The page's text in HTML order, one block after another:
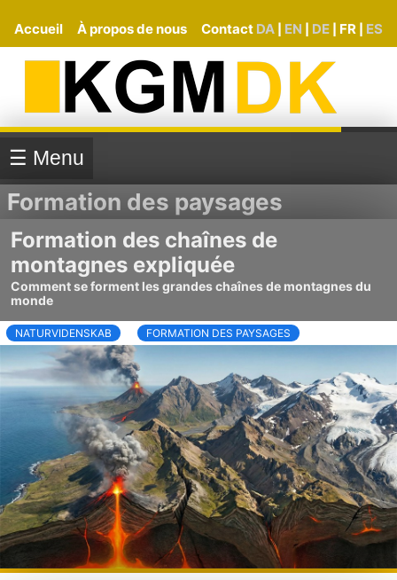
Accueil À propos de nous Contact DA EN DE FR ES
☰ Menu
Formation des paysages
Formation des chaînes de
montagnes expliquée
Comment se forment les grandes chaînes de montagnes du
monde
NATURVIDENSKAB FORMATION DES PAYSAGES